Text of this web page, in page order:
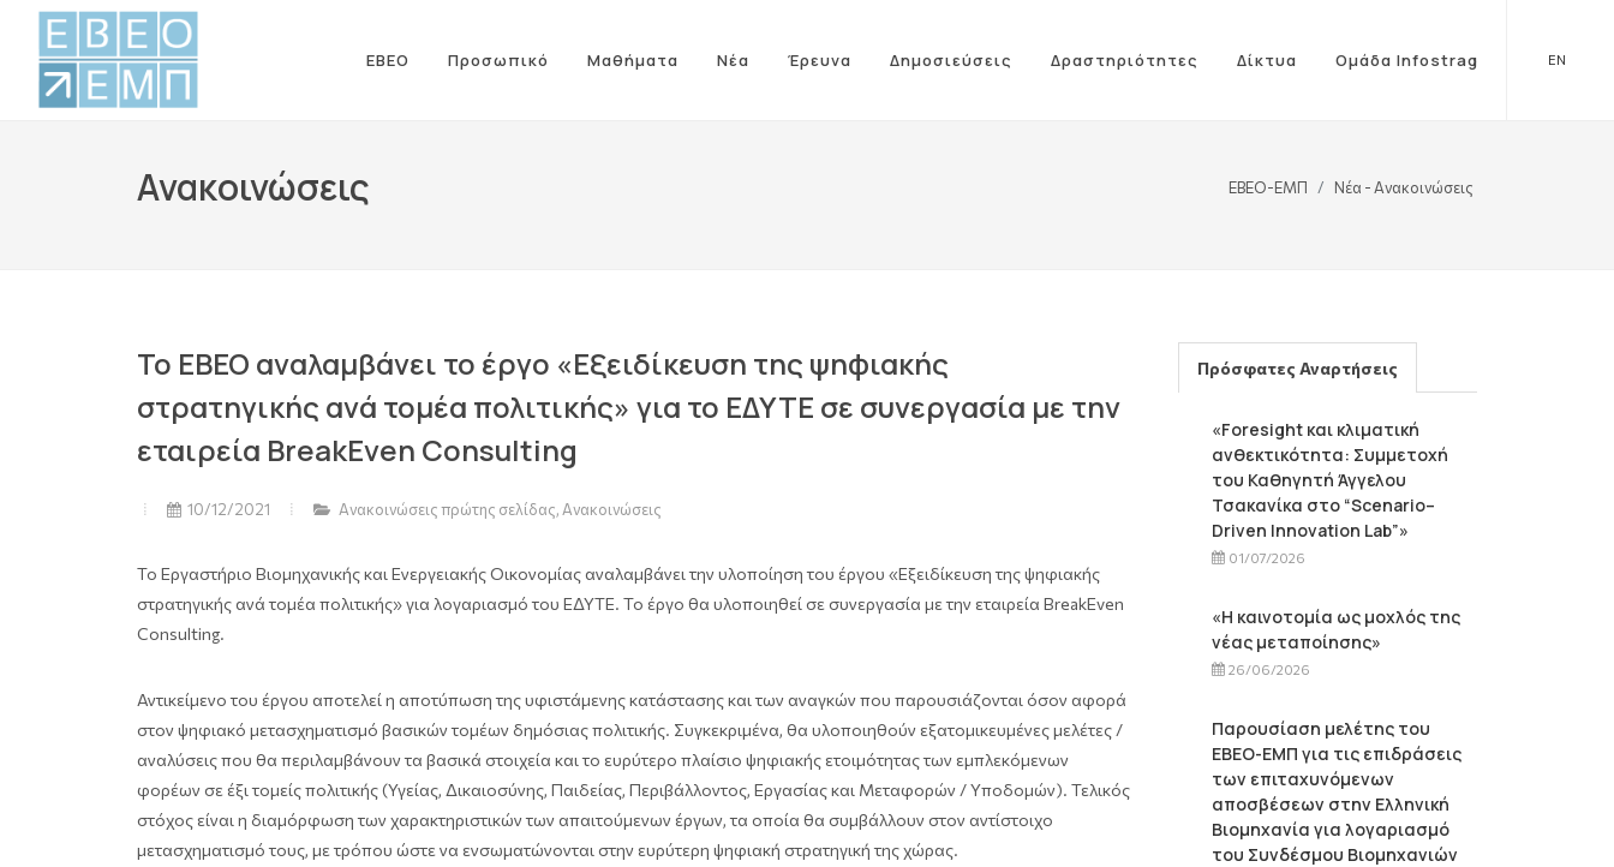
EN
ΕΒΕΟ Προσωπικό Μαθήματα Νέα Έρευνα Δημοσιεύσεις Δραστηριότητες Δίκτυα Ομάδα Infostrag
Ανακοινώσεις ΕΒΕΟ-ΕΜΠ Νέα - Ανακοινώσεις
Το EBEO αναλαμβάνει το έργο «Εξειδίκευση της ψηφιακής
στρατηγικής ανά τομέα πολιτικής» για το ΕΔΥΤΕ σε συνεργασία με την
εταιρεία BreakΕven Consulting
10/12/2021 Ανακοινώσεις πρώτης σελίδας, Ανακοινώσεις
Το Εργαστήριο Βιομηχανικής και Ενεργειακής Οικονομίας αναλαμβάνει την υλοποίηση του έργου «Εξειδίκευση της ψηφιακής
στρατηγικής ανά τομέα πολιτικής» για λογαριασμό του ΕΔΥΤΕ. Το έργο θα υλοποιηθεί σε συνεργασία με την εταιρεία BreakΕven
Consulting.
Αντικείμενο του έργου αποτελεί η αποτύπωση της υφιστάμενης κατάστασης και των αναγκών που παρουσιάζονται όσον αφορά
στον ψηφιακό μετασχηματισμό βασικών τομέων δημόσιας πολιτικής. Συγκεκριμένα, θα υλοποιηθούν εξατομικευμένες μελέτες /
αναλύσεις που θα περιλαμβάνουν τα βασικά στοιχεία και το ευρύτερο πλαίσιο ψηφιακής ετοιμότητας των εμπλεκόμενων
φορέων σε έξι τομείς πολιτικής (Υγείας, Δικαιοσύνης, Παιδείας, Περιβάλλοντος, Εργασίας και Μεταφορών / Υποδομών). Τελικός
στόχος είναι η διαμόρφωση των χαρακτηριστικών των απαιτούμενων έργων, τα οποία θα συμβάλλουν στον αντίστοιχο
μετασχηματισμό τους, με τρόπου ώστε να ενσωματώνονται στην ευρύτερη ψηφιακή στρατηγική της χώρας.
Πρόσφατες Αναρτήσεις
«Foresight και κλιματική
ανθεκτικότητα: Συμμετοχή
του Καθηγητή Άγγελου
Τσακανίκα στο “Scenario–
Driven Innovation Lab”»
01/07/2026
«Η καινοτομία ως μοχλός της
νέας μεταποίησης»
26/06/2026
Παρουσίαση μελέτης του
ΕΒΕΟ-ΕΜΠ για τις επιδράσεις
των επιταχυνόμενων
αποσβέσεων στην Ελληνική
Βιομηχανία για λογαριασμό
του Συνδέσμου Βιομηχανιών